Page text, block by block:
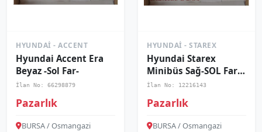
HYUNDAI - ACCENT
Hyundai Accent Era
Beyaz -Sol Far-
İlan No: 66298879
Pazarlık
BURSA / Osmangazi
HYUNDAI - STAREX
Hyundai Starex
Minibüs Sağ-SOL Far
2003 Sonrası -
İlan No: 12216143
Pazarlık
BURSA / Osmangazi